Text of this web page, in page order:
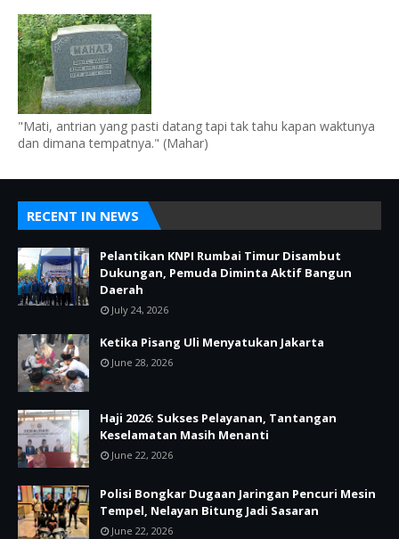
"Mati, antrian yang pasti datang tapi tak tahu kapan waktunya
dan dimana tempatnya." (Mahar)
RECENT IN NEWS
Pelantikan KNPI Rumbai Timur Disambut
Dukungan, Pemuda Diminta Aktif Bangun
Daerah
July 24, 2026
Ketika Pisang Uli Menyatukan Jakarta
June 28, 2026
Haji 2026: Sukses Pelayanan, Tantangan
Keselamatan Masih Menanti
June 22, 2026
Polisi Bongkar Dugaan Jaringan Pencuri Mesin
Tempel, Nelayan Bitung Jadi Sasaran
June 22, 2026